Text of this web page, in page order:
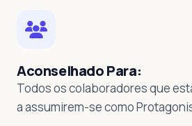
Aconselhado Para:
Todos os colaboradores que
a assumirem-se como